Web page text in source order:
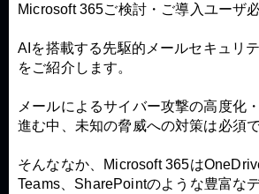
Microsoft 365ご検討・ご導入ユーザ必
AIを搭載する先駆的メールセキュリ
をご紹介します。
メールによるサイバー攻撃の高度化
進む中、未知の脅威への対策は必須で
そんななか、Microsoft 365は
Teams、SharePointのような豊富な